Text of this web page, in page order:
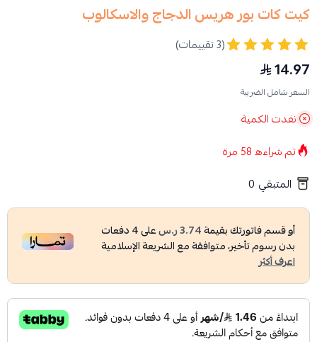
كيت كات بور هريس الدجاج والاسكالوب
(3 تقييمات)
14.97
السعر شامل الضريبة
نفدت الكمية
تم شراءه58مرة
المتبقي 0
أو قسم فاتورتك بقيمة3.74 ر.س على4دفعات
بدون رسوم تأخير، متوافقة مع الشريعة الإسلامية
اعرف أكثر